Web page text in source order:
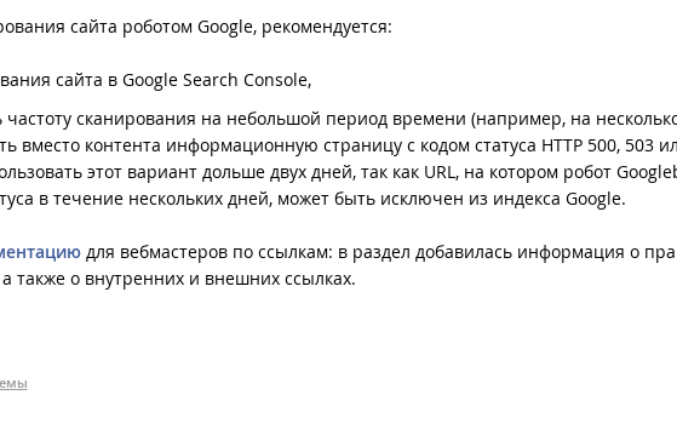
сайта роботом Google, рекомендуется:
сайта в Google Search Console,
частоту сканирования на небольшой период времени (например, на
вместо контента информационную страницу с кодом статуса HTTP 500, 503
этот вариант дольше двух дней, так как URL, на котором робот
в течение нескольких дней, может быть исключен из индекса Google.
для вебмастеров по ссылкам: в раздел добавилась информация о
также о внутренних и внешних ссылках.